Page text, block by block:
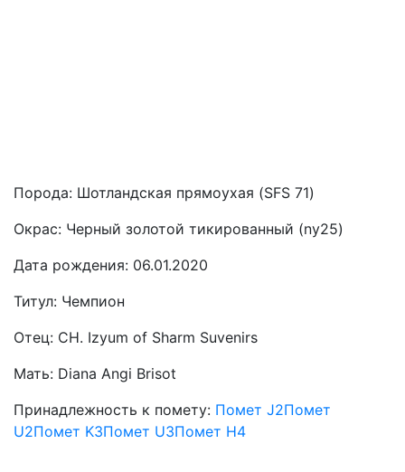
Порода: Шотландская прямоухая (SFS 71)
Окрас: Черный золотой тикированный (ny25)
Дата рождения: 06.01.2020
Титул: Чемпион
Отец: CH. Izyum of Sharm Suvenirs
Мать: Diana Angi Brisot
Принадлежность к помету: Помет J2Помет
U2Помет K3Помет U3Помет H4